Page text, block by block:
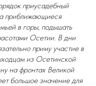
приусадебный
приближающиеся
в горы, подышать
Осетии. В дни
приму участие в
из Осетинской
на фронтах Великой
большое значение для